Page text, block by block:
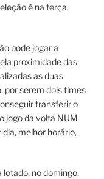
é na terça.
pode jogar a
proximidade das
as duas
por serem dois times
transferir o
jogo da volta NUM
dia, melhor horário,
lotado, no domingo,